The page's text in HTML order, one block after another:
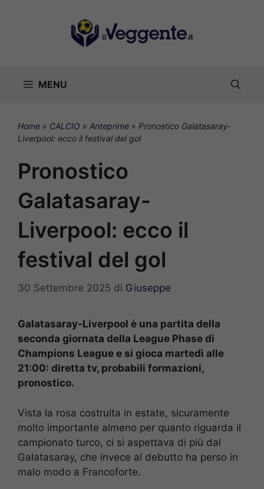
MENU
Home » CALCIO » Anteprime » Pronostico Galatasaray-
Liverpool: ecco il festival del gol
Pronostico
Galatasaray-
Liverpool: ecco il
festival del gol
30 Settembre 2025 di Giuseppe
Galatasaray-Liverpool è una partita della
seconda giornata della League Phase di
Champions League e si gioca martedì alle
21:00: diretta tv, probabili formazioni,
pronostico.
Vista la rosa costruita in estate, sicuramente
molto importante almeno per quanto riguarda il
campionato turco, ci si aspettava di più dal
Galatasaray, che invece al debutto ha perso in
malo modo a Francoforte.